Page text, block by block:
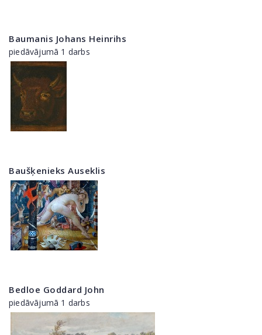
Baumanis Johans Heinrihs
piedāvājumā 1 darbs
Baušķenieks Auseklis
Bedloe Goddard John
piedāvājumā 1 darbs